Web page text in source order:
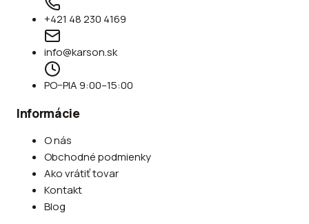
+421 48 230 4169
info@karson.sk
PO–PIA 9:00–15:00
Informácie
O nás
Obchodné podmienky
Ako vrátiť tovar
Kontakt
Blog